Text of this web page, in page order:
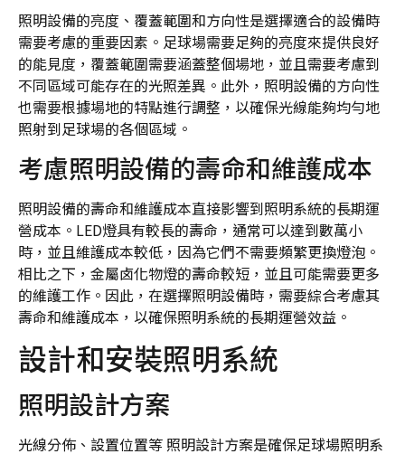
照明設備的亮度、覆蓋範圍和方向性是選擇適合的設備時
需要考慮的重要因素。足球場需要足夠的亮度來提供良好
的能見度，覆蓋範圍需要涵蓋整個場地，並且需要考慮到
不同區域可能存在的光照差異。此外，照明設備的方向性
也需要根據場地的特點進行調整，以確保光線能夠均勻地
照射到足球場的各個區域。
考慮照明設備的壽命和維護成本
照明設備的壽命和維護成本直接影響到照明系統的長期運
營成本。LED燈具有較長的壽命，通常可以達到數萬小
時，並且維護成本較低，因為它們不需要頻繁更換燈泡。
相比之下，金屬卤化物燈的壽命較短，並且可能需要更多
的維護工作。因此，在選擇照明設備時，需要綜合考慮其
壽命和維護成本，以確保照明系統的長期運營效益。
設計和安裝照明系統
照明設計方案
光線分佈、設置位置等 照明設計方案是確保足球場照明系